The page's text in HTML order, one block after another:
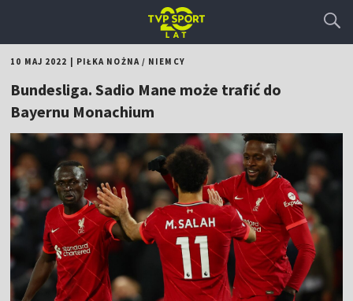
10 MAJ 2022 PIŁKA NOŻNA/ NIEMCY
Bundesliga. Sadio Mane może trafić do
Bayernu Monachium